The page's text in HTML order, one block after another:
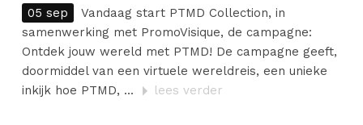
05 sep
Vandaag start PTMD Collection, in
samenwerking met PromoVisique, de campagne:
Ontdek jouw wereld met PTMD! De campagne geeft,
doormiddel van een virtuele wereldreis, een unieke
inkijk hoe PTMD, ...
lees verder